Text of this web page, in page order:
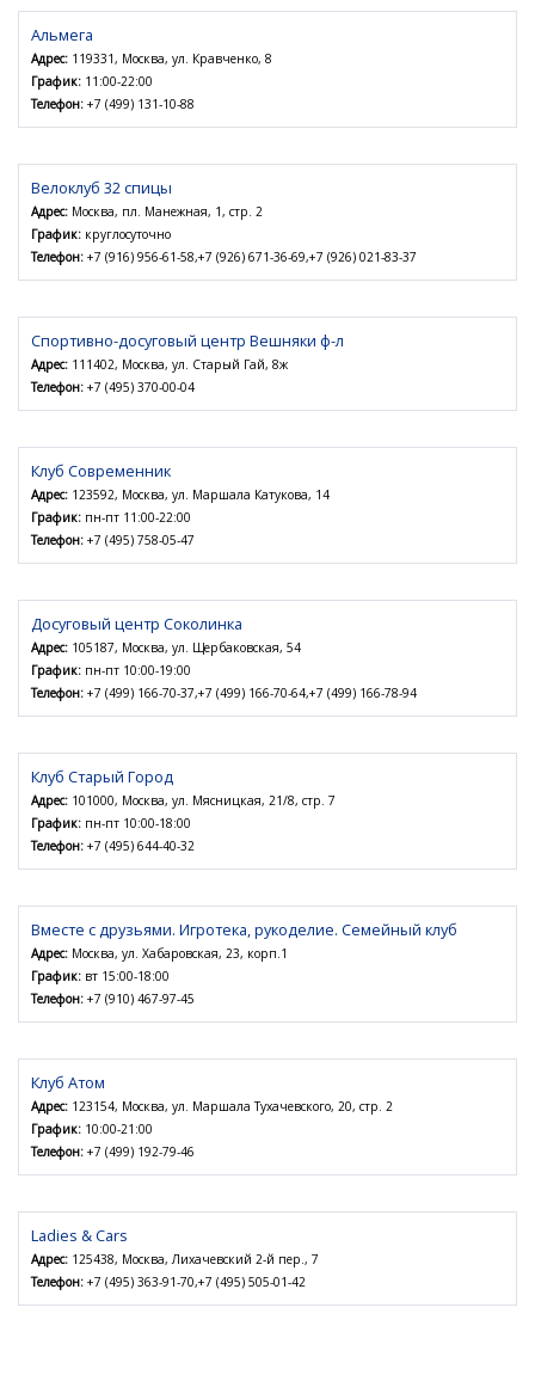
Альмега
Адрес: 119331, Москва, ул. Кравченко, 8
График: 11:00-22:00
Телефон: +7 (499) 131-10-88
Велоклуб 32 спицы
Адрес: Москва, пл. Манежная, 1, стр. 2
График: круглосуточно
Телефон: +7 (916) 956-61-58,+7 (926) 671-36-69,+7 (926) 021-83-37
Спортивно-досуговый центр Вешняки ф-л
Адрес: 111402, Москва, ул. Старый Гай, 8ж
Телефон: +7 (495) 370-00-04
Клуб Современник
Адрес: 123592, Москва, ул. Маршала Катукова, 14
График: пн-пт 11:00-22:00
Телефон: +7 (495) 758-05-47
Досуговый центр Соколинка
Адрес: 105187, Москва, ул. Щербаковская, 54
График: пн-пт 10:00-19:00
Телефон: +7 (499) 166-70-37,+7 (499) 166-70-64,+7 (499) 166-78-94
Клуб Старый Город
Адрес: 101000, Москва, ул. Мясницкая, 21/8, стр. 7
График: пн-пт 10:00-18:00
Телефон: +7 (495) 644-40-32
Вместе с друзьями. Игротека, рукоделие. Семейный клуб
Адрес: Москва, ул. Хабаровская, 23, корп.1
График: вт 15:00-18:00
Телефон: +7 (910) 467-97-45
Клуб Атом
Адрес: 123154, Москва, ул. Маршала Тухачевского, 20, стр. 2
График: 10:00-21:00
Телефон: +7 (499) 192-79-46
Ladies & Cars
Адрес: 125438, Москва, Лихачевский 2-й пер., 7
Телефон: +7 (495) 363-91-70,+7 (495) 505-01-42